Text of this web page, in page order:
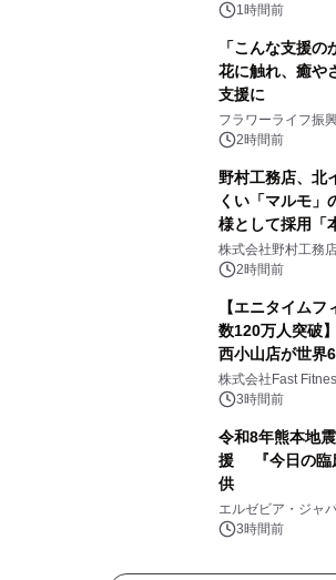
1時間前
「こんな支援の
花に触れ、癒や
支援に
フラワーライフ振
2時間前
野村工務店、北
くい「マルモ」
様として採用「
こだわる」
株式会社野村工務
2時間前
【エニタイム
数120万人突破
西小山店が世界
株式会社Fast
3時間前
令和8年熊本地
援 『今日の臨
供
エルゼビア・ジャ
3時間前